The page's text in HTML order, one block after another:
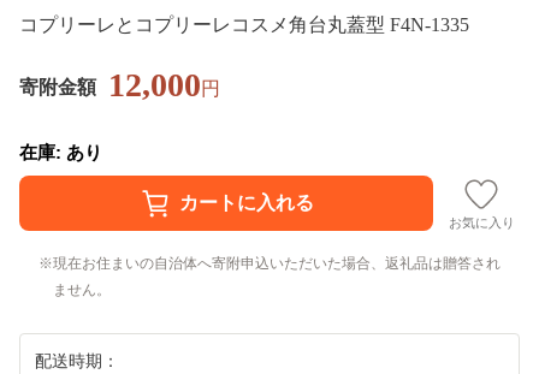
コプリーレとコプリーレコスメ角台丸蓋型 F4N-1335
寄附金額 12,000円
在庫: あり
お気に入り
現在お住まいの自治体へ寄附申込いただいた場合、返礼品は贈答され
ません。
配送時期：